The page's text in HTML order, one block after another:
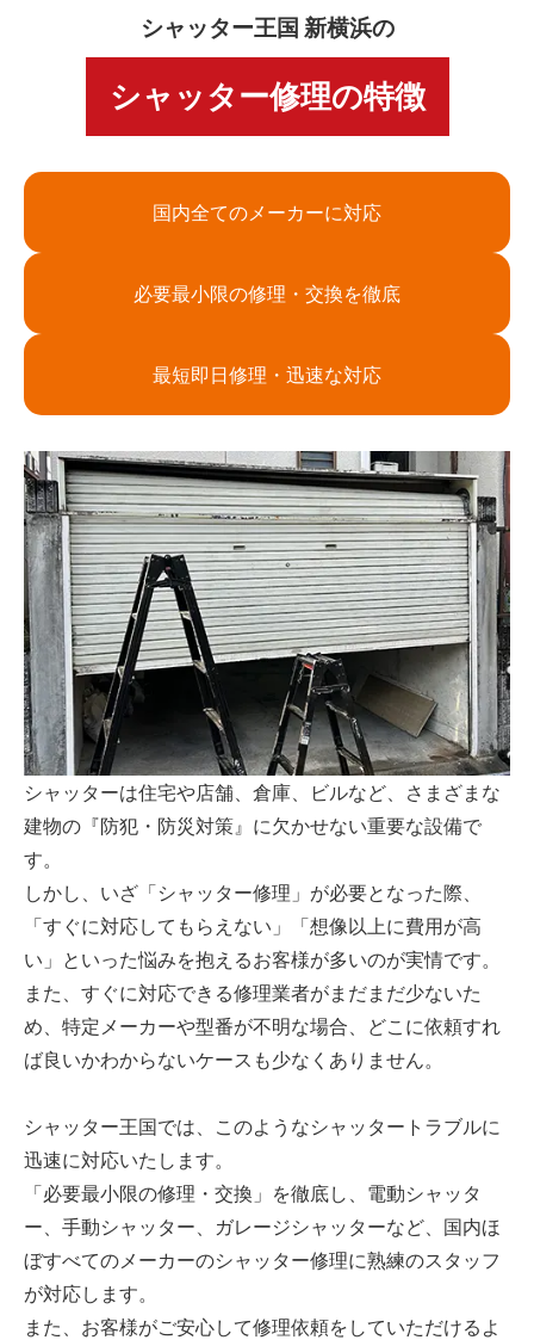
シャッター王国 新横浜の
シャッター修理の特徴
国内全てのメーカーに対応
必要最小限の修理・交換を徹底
最短即日修理・迅速な対応
シャッターは住宅や店舗、倉庫、ビルなど、さまざまな
建物の『防犯・防災対策』に欠かせない重要な設備で
す。
しかし、いざ「シャッター修理」が必要となった際、
「すぐに対応してもらえない」「想像以上に費用が高
い」といった悩みを抱えるお客様が多いのが実情です。
また、すぐに対応できる修理業者がまだまだ少ないた
め、特定メーカーや型番が不明な場合、どこに依頼すれ
ば良いかわからないケースも少なくありません。
シャッター王国では、このようなシャッタートラブルに
迅速に対応いたします。
「必要最小限の修理・交換」を徹底し、電動シャッタ
ー、手動シャッター、ガレージシャッターなど、国内ほ
ぼすべてのメーカーのシャッター修理に熟練のスタッフ
が対応します。
また、お客様がご安心して修理依頼をしていただけるよ